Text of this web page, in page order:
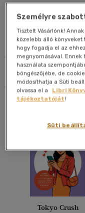
Vanessa
Művei
Szűrés
Eladott
Eladott
Cím szerint A-Z
Szerző szerint
Megjelenítés
20 db / oldal
Tokyo Crush
Személyre
Tisztelt Vásárlónk!
közelebb álló
hogy fogadja el az
megnyomásával.
használata
böngészőjébe, de
módosíthatja a Süti
olvassa el a
Libri
tájékoztatóját!
Süti